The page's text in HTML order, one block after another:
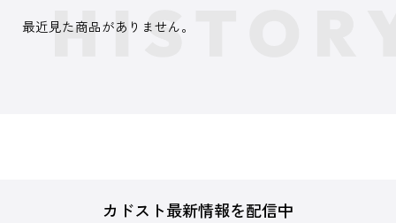
最近見た商品がありません。
カドスト最新情報を配信中